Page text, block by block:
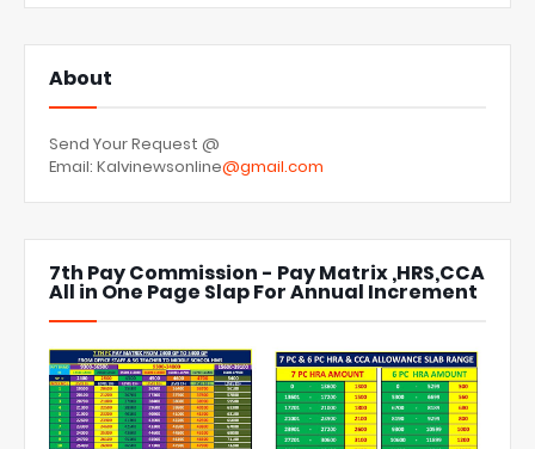
About
Send Your Request @
Email: Kalvinewsonline@gmail.com
7th Pay Commission - Pay Matrix ,HRS,CCA
All in One Page Slap For Annual Increment